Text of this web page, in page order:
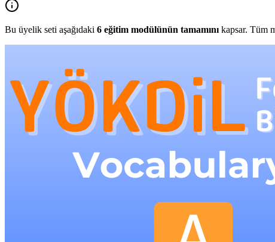
Bu üyelik seti aşağıdaki 6 eğitim modülünün tamamını kapsar. Tüm